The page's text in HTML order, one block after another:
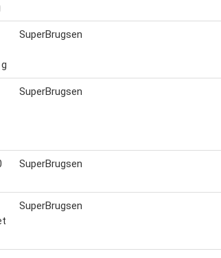
SuperBrugsen
SuperBrugsen
SuperBrugsen
SuperBrugsen